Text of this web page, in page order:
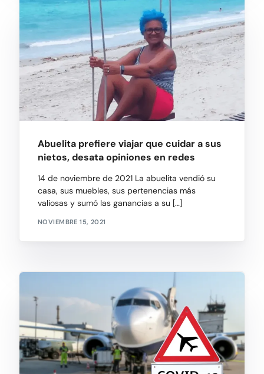
Abuelita prefiere viajar que cuidar a sus
nietos, desata opiniones en redes
14 de noviembre de 2021 La abuelita vendió su
casa, sus muebles, sus pertenencias más
valiosas y sumó las ganancias a su […]
NOVIEMBRE 15, 2021